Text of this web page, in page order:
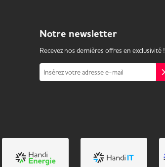
Notre newsletter
Recevez nos dernières offres en exclusivité !
Insérez votre adresse e-mail